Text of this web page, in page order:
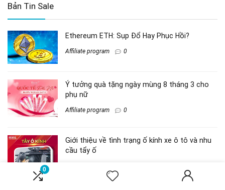
0
Bản Tin Sale
Ethereum ETH: Sụp Đổ Hay Phục Hồi?
Affiliate program 0
Ý tưởng quà tặng ngày mùng 8 tháng 3 cho
phụ nữ
Affiliate program 0
Giới thiệu về tình trạng ố kính xe ô tô và nhu
cầu tẩy ố